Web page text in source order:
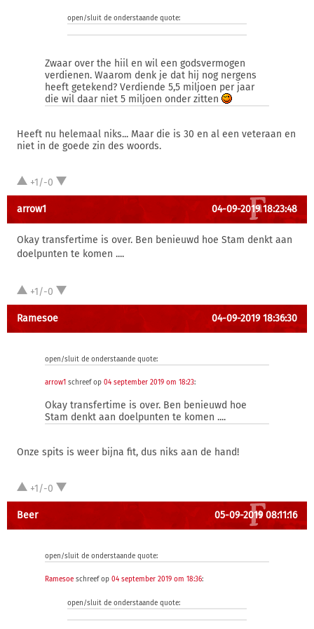
open/sluit de onderstaande quote:
Zwaar over the hiil en wil een godsvermogen
verdienen. Waarom denk je dat hij nog nergens
heeft getekend? Verdiende 5,5 miljoen per jaar
die wil daar niet 5 miljoen onder zitten
Heeft nu helemaal niks... Maar die is 30 en al een veteraan en
niet in de goede zin des woords.
+1/-0
arrow1 04-09-2019 18:23:48
Okay transfertime is over. Ben benieuwd hoe Stam denkt aan
doelpunten te komen ....
+1/-0
Ramesoe 04-09-2019 18:36:30
open/sluit de onderstaande quote:
arrow1 schreef op 04 september 2019 om 18:23:
Okay transfertime is over. Ben benieuwd hoe
Stam denkt aan doelpunten te komen ....
Onze spits is weer bijna fit, dus niks aan de hand!
+1/-0
Beer 05-09-2019 08:11:16
open/sluit de onderstaande quote:
Ramesoe schreef op 04 september 2019 om 18:36:
open/sluit de onderstaande quote: